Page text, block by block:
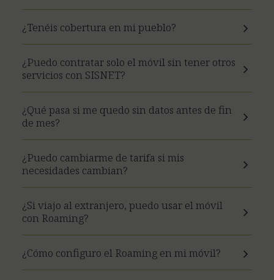
¿Tenéis cobertura en mi pueblo?
¿Puedo contratar solo el móvil sin tener otros
servicios con SISNET?
¿Qué pasa si me quedo sin datos antes de fin
de mes?
¿Puedo cambiarme de tarifa si mis
necesidades cambian?
¿Si viajo al extranjero, puedo usar el móvil
con Roaming?
¿Cómo configuro el Roaming en mi móvil?